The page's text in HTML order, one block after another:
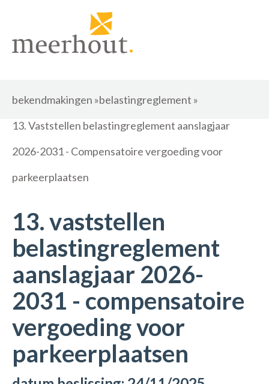
bekendmakingen »belastingreglement »
13. Vaststellen belastingreglement aanslagjaar
2026-2031 - Compensatoire vergoeding voor
parkeerplaatsen
13. vaststellen
belastingreglement
aanslagjaar 2026-
2031 - compensatoire
vergoeding voor
parkeerplaatsen